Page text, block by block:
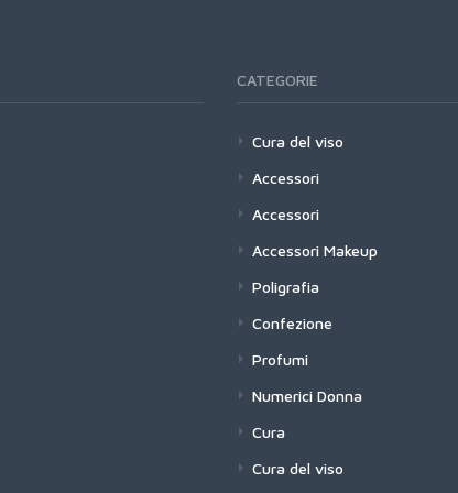
CATEGORIE
Cura del viso
Accessori
Accessori
Accessori Makeup
Poligrafia
Confezione
Profumi
Numerici Donna
Cura
Cura del viso